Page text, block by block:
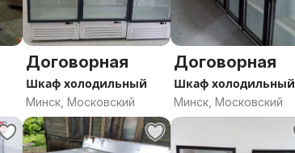
Договорная
Шкаф холодильный
Минск, Московский
Договорная
Шкаф холодильный
Минск, Московский